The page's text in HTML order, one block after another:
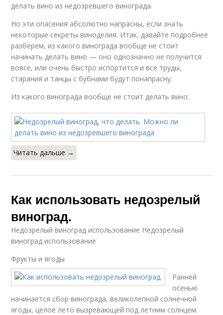
делать вино из недозревшего винограда.
Но эти опасения абсолютно напрасны, если знать
некоторые секреты виноделия. Итак, давайте подробнее
разберем, из какого винограда вообще не стоит
начинать делать вино — оно однозначно не получится
вовсе, или очень быстро испортится и все труды,
старания и танцы с бубнами будут понапрасну.
Из какого винограда вообще не стоит делать вино:
Читать дальше →
Как использовать недозрелый
виноград.
Недозрелый виноград использование Недозрелый
виноград использование
Фрукты и ягоды
Ранней
осенью
начинается сбор винограда, великолепной солнечной
ягоды, целое лето вызревающей под летним солнцем.